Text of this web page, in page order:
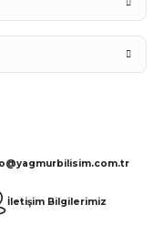
İletişim Bilgilerimiz